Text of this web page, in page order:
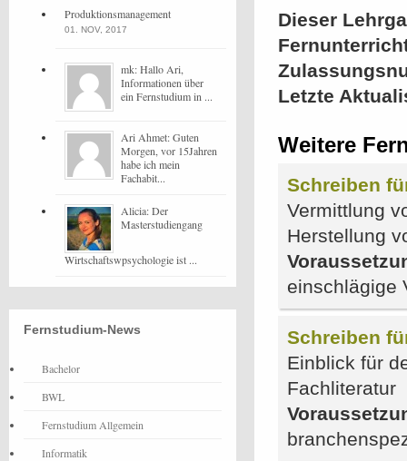
Dieser
Letzte
Weitere
Schreiben
Vermittlung
Herstellung
einschlägige
Schreiben
Einblick für
Fachliteratur
Produktionsmanagement
01. NOV, 2017
mk: Hallo Ari,
Informationen über
ein Fernstudium in ...
Ari Ahmet: Guten
Morgen, vor 15Jahren
habe ich mein
Fachabit...
Alicia: Der
Masterstudiengang
Wirtschaftswpsychologie ist ...
Fernstudium-News
Bachelor
BWL
Fernstudium Allgemein
Informatik